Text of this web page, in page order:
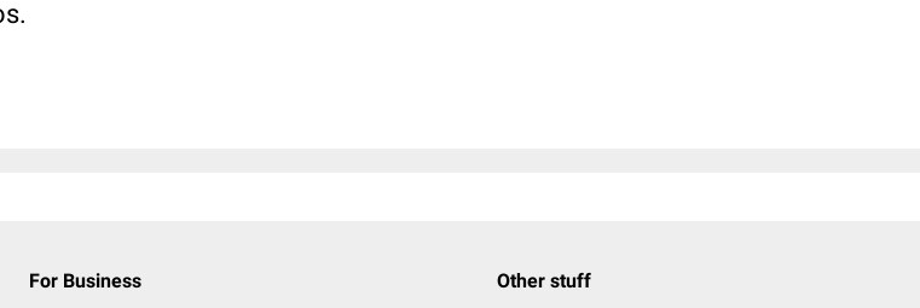
For Business Other stuff